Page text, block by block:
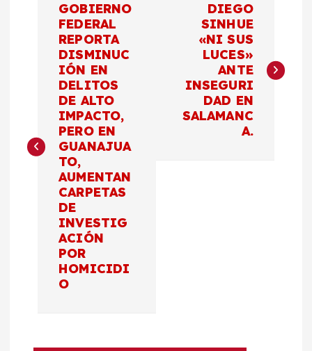
g
a
GOBIERNO
FEDERAL
REPORTA
DISMINUC
IÓN EN
DELITOS
DE ALTO
IMPACTO,
PERO EN
GUANAJUA
TO,
AUMENTAN
CARPETAS
DE
INVESTIG
ACIÓN
POR
HOMICIDI
O
DIEGO
SINHUE
«NI SUS
LUCES»
ANTE
INSEGURI
DAD EN
SALAMANC
A.